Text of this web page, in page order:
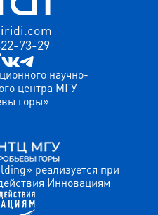
73-29
научно-
центра МГУ
горы»
реализуется при
Инновациям